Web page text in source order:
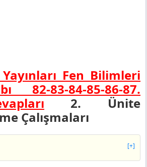
Yayınları Fen Bilimleri
82-83-84-85-86-87.
2. Ünite
Çalışmaları
[+]
Ders Kitabı Sayfa 82 Cevapları